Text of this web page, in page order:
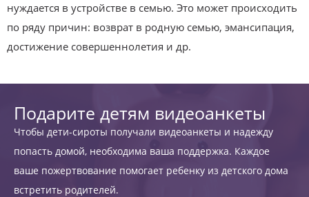
нуждается в устройстве в семью. Это может происходить
по ряду причин: возврат в родную семью, эмансипация,
достижение совершеннолетия и др.
Подарите детям видеоанкеты
Чтобы дети-сироты получали видеоанкеты и надежду
попасть домой, необходима ваша поддержка. Каждое
ваше пожертвование помогает ребенку из детского дома
встретить родителей.